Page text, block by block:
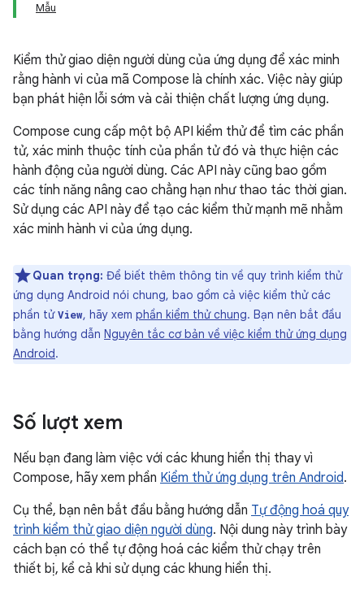
Mẫu
Kiểm thử giao diện người dùng của ứng dụng để xác minh
rằng hành vi của mã Compose là chính xác. Việc này giúp
bạn phát hiện lỗi sớm và cải thiện chất lượng ứng dụng.
Compose cung cấp một bộ API kiểm thử để tìm các phần
tử, xác minh thuộc tính của phần tử đó và thực hiện các
hành động của người dùng. Các API này cũng bao gồm
các tính năng nâng cao chẳng hạn như thao tác thời gian.
Sử dụng các API này để tạo các kiểm thử mạnh mẽ nhằm
xác minh hành vi của ứng dụng.
Quan trọng: Để biết thêm thông tin về quy trình kiểm thử
ứng dụng Android nói chung, bao gồm cả việc kiểm thử các
phần tửView, hãy xem phần kiểm thử chung. Bạn nên bắt đầu
bằng hướng dẫn Nguyên tắc cơ bản về việc kiểm thử ứng dụng
Android.
Số lượt xem
Nếu bạn đang làm việc với các khung hiển thị thay vì
Compose, hãy xem phần Kiểm thử ứng dụng trên Android.
Cụ thể, bạn nên bắt đầu bằng hướng dẫn Tự động hoá quy
trình kiểm thử giao diện người dùng. Nội dung này trình bày
cách bạn có thể tự động hoá các kiểm thử chạy trên
thiết bị, kể cả khi sử dụng các khung hiển thị.